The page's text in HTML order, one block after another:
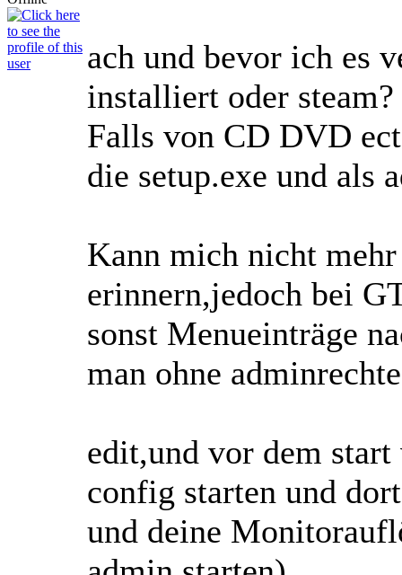
ach und bevor ich es
installiert oder steam?
Falls von CD DVD
die setup.exe und als
Kann mich nicht
erinnern,jedoch bei
sonst Menueinträge
man ohne
edit,und vor dem
config starten und
und deine